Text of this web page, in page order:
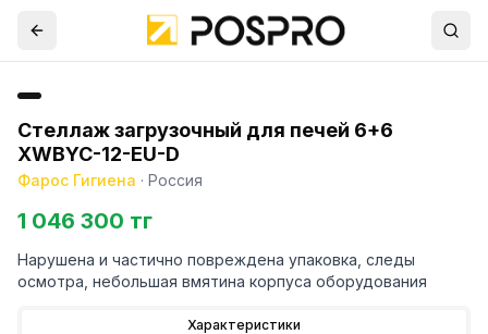
Стеллаж загрузочный для печей 6+6
XWBYC-12-EU-D
Фарос Гигиена · Россия
1 046 300 тг
Нарушена и частично повреждена упаковка, следы
осмотра, небольшая вмятина корпуса оборудования
Характеристики